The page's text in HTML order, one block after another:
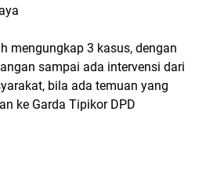
mengungkap 3 kasus, dengan
sampai ada intervensi dari
bila ada temuan yang
ke Garda Tipikor DPD